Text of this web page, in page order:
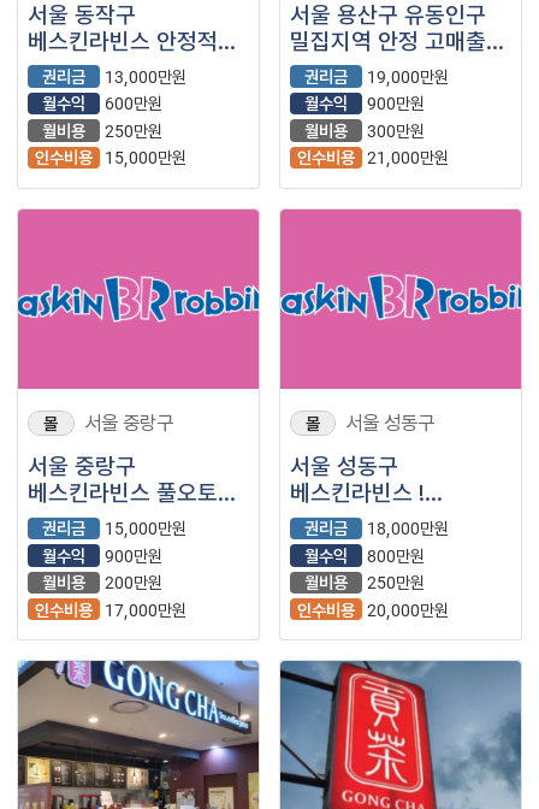
서울 동작구
베스킨라빈스 안정적
수익 보장 !!
권리금
13,000만원
월수익
600만원
월비용
250만원
인수비용
15,000만원
서울 용산구 유동인구
밀집지역 안정 고매출
양도 양수 가능 합니다.
권리금
19,000만원
월수익
900만원
월비용
300만원
인수비용 21,000만원
몰 서울 중랑구
서울 중랑구
베스킨라빈스 풀오토
안정수익 !
권리금
15,000만원
월수익
900만원
월비용
200만원
인수비용
17,000만원
몰 서울 성동구
서울 성동구
베스킨라빈스 !
유동인구 많고 30대
40대 50대 60대
신규창업 ! 풀오토 가능
권리금
18,000만원
월수익
800만원
월비용
250만원
인수비용 20,000만원